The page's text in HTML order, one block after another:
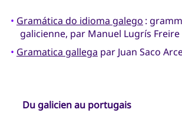
• Gramática do idioma galego :
galicienne, par Manuel Lugrís Freire
• Gramatica gallega par Juan Saco
Du galicien au portugais